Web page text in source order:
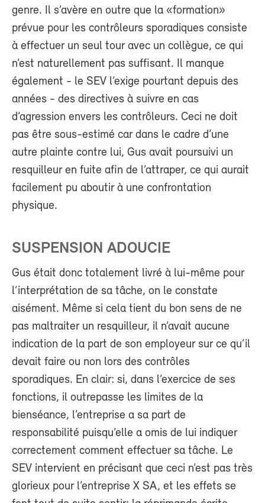
genre. Il s’avère en outre que la «formation»
prévue pour les contrôleurs sporadiques consiste
à effectuer un seul tour avec un collègue, ce qui
n’est naturellement pas suffisant. Il manque
également - le SEV l’exige pourtant depuis des
années - des directives à suivre en cas
d’agression envers les contrôleurs. Ceci ne doit
pas être sous-estimé car dans le cadre d’une
autre plainte contre lui, Gus avait poursuivi un
resquilleur en fuite afin de l’attraper, ce qui aurait
facilement pu aboutir à une confrontation
physique.
SUSPENSION ADOUCIE
Gus était donc totalement livré à lui-même pour
l’interprétation de sa tâche, on le constate
aisément. Même si cela tient du bon sens de ne
pas maltraiter un resquilleur, il n’avait aucune
indication de la part de son employeur sur ce qu’il
devait faire ou non lors des contrôles
sporadiques. En clair: si, dans l’exercice de ses
fonctions, il outrepasse les limites de la
bienséance, l’entreprise a sa part de
responsabilité puisqu’elle a omis de lui indiquer
correctement comment effectuer sa tâche. Le
SEV intervient en précisant que ceci n’est pas très
glorieux pour l’entreprise X SA, et les effets se